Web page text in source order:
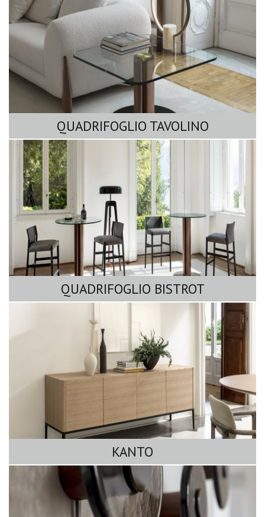
QUADRIFOGLIO TAVOLINO
QUADRIFOGLIO BISTROT
KANTO